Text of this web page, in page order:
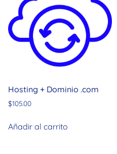
Hosting + Dominio .com
$105.00
Añadir al carrito